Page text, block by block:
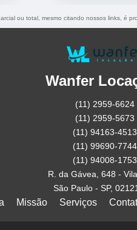
ou total, mesmo citando nossos links, é
Wanfer
(11) 2959-6624
(11) 2959-5673
(11) 94163-4513
(11) 99690-7744
(11) 94008-1753
R. da Gávea, 648 -
São Paulo - SP,
Missão Serviços